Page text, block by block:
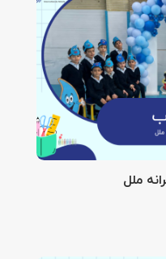
ملل